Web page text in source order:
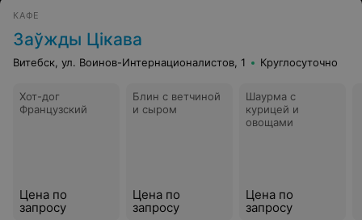
КАФЕ
Заўжды Цікава
Витебск, ул. Воинов-Интернационалистов, 1 Круглосуточно
Хот-дог
Французский
Цена по
запросу
Блин с ветчиной
и сыром
Цена по
запросу
Шаурма с
курицей и
овощами
Цена по
запросу